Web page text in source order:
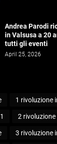
Andrea Parodi
in Valsusa a 20
tutti gli eventi
April 25, 2026
1 rivoluzione
2
3 rivoluzione